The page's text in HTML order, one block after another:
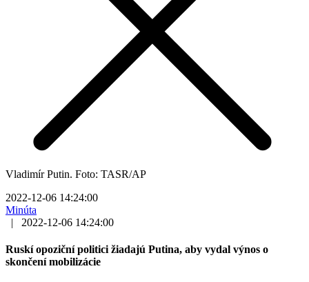
Vladimír Putin. Foto: TASR/AP
2022-12-06 14:24:00
Minúta
|
2022-12-06 14:24:00
Ruskí opoziční politici žiadajú Putina, aby vydal výnos o
skončení mobilizácie